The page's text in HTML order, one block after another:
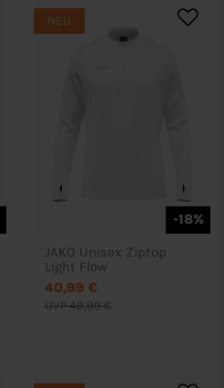
-18%
NEU
JAKO Unisex Ziptop
Light Flow
UVP 49,99 €
40,99 €